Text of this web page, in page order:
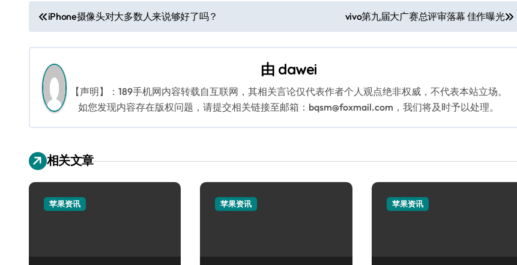
文
章
导
航
iPhone摄像头对大多数人来说够好了吗？ vivo第九届大广赛总评审落幕 佳作曝光
由 dawei
【声明】：189手机网内容转载自互联网，其相关言论仅代表作者个人观点绝非权威，不代表本站立场。
如您发现内容存在版权问题，请提交相关链接至邮箱：bqsm@foxmail.com，我们将及时予以处理。
相关文章
苹果资讯 苹果资讯 苹果资讯